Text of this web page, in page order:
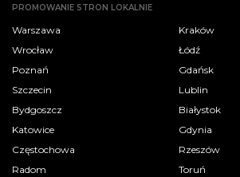
PROMOWANIE STRON LOKALNIE
Warszawa
Kraków
Wrocław
Łódź
Poznań
Gdańsk
Szczecin
Lublin
Bydgoszcz
Białystok
Katowice
Gdynia
Częstochowa
Rzeszów
Radom
Toruń